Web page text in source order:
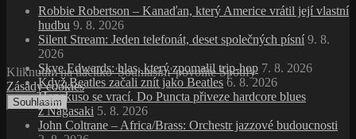
Kliknutím na tlačítko 'Souhlasím' povolíte Spotify
Zásady cookies
Souhlasím
Robbie Robertson – Kanaďan, který Americe vrátil její vlastní
hudbu 9. 8. 2026
Silent Stream: Jeden telefonát, deset společných písní 9. 8.
2026
Skye Edwards: hlas, který zpomalil trip‑hop 7. 8. 2026
Když Beatles začali znít jako Beatles 6. 8. 2026
Hanakuso se vrací. Do Puncta přiveze hardcore blues
z Nagasaki 5. 8. 2026
John Coltrane – Africa/Brass: Orchestr jazzové budoucnosti